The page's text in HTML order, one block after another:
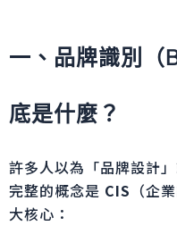
一、品牌識別
底是什麼？
許多人以為「品牌設計
完整的概念是 CIS （企
大核心：